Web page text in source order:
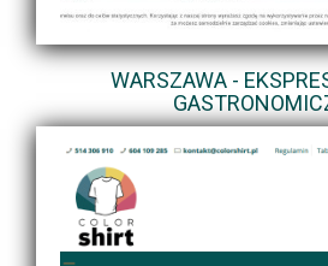
WARSZAWA -